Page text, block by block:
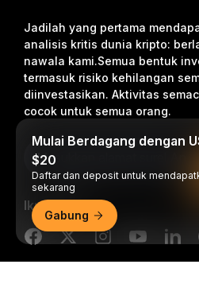
Jadilah yang pertama
analisis kritis dunia kripto:
nawala kami.Semua bentuk
termasuk risiko kehilangan
diinvestasikan. Aktivitas
cocok untuk semua orang.
Ikuti Kami
Mulai Berdagang dengan
$20
Daftar dan deposit untuk
sekarang
Gabung